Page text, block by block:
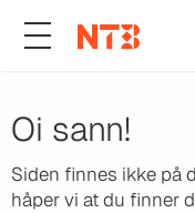
Oi sann!
Siden finnes ikke på
håper vi at du finner